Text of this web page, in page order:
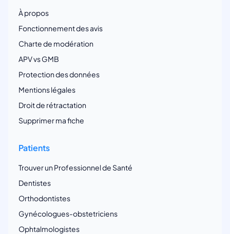
À propos
Fonctionnement des avis
Charte de modération
APV vs GMB
Protection des données
Mentions légales
Droit de rétractation
Supprimer ma fiche
Patients
Trouver un Professionnel de Santé
Dentistes
Orthodontistes
Gynécologues-obstetriciens
Ophtalmologistes